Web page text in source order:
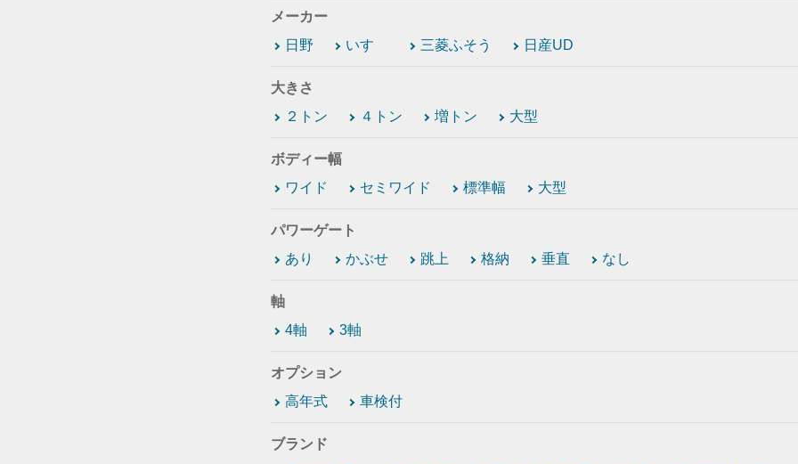
メーカー
日野
いすゞ 三菱ふそう 日産UD
大きさ
２トン
４トン 増トン 大型
ボディー幅
ワイド
セミワイド 標準幅 大型
パワーゲート
あり
かぶせ 跳上 格納 垂直 なし
軸
4軸
3軸
オプション
高年式
車検付
ブランド